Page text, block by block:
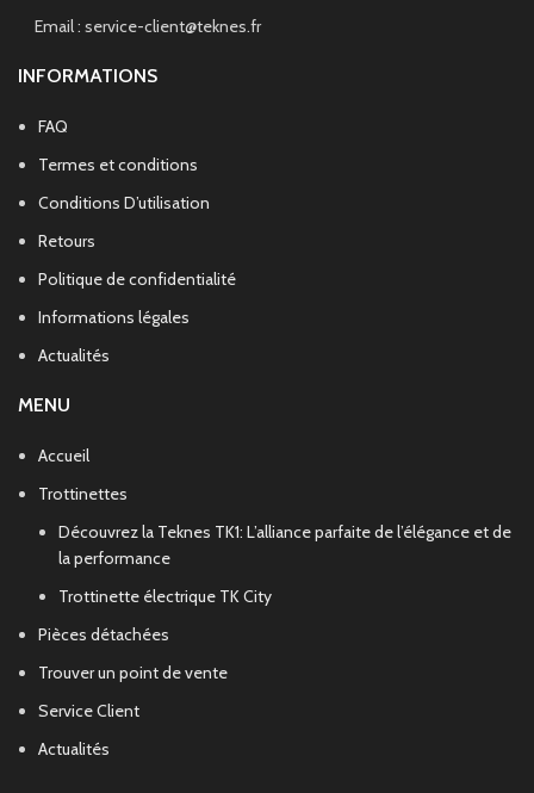
Email : service-client@teknes.fr
INFORMATIONS
FAQ
Termes et conditions
Conditions D’utilisation
Retours
Politique de confidentialité
Informations légales
Actualités
MENU
Accueil
Trottinettes
Découvrez la Teknes TK1: L’alliance parfaite de l’élégance et de
la performance
Trottinette électrique TK City
Pièces détachées
Trouver un point de vente
Service Client
Actualités